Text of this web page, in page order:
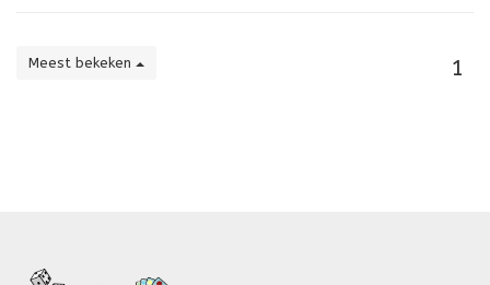
Meest bekeken 1